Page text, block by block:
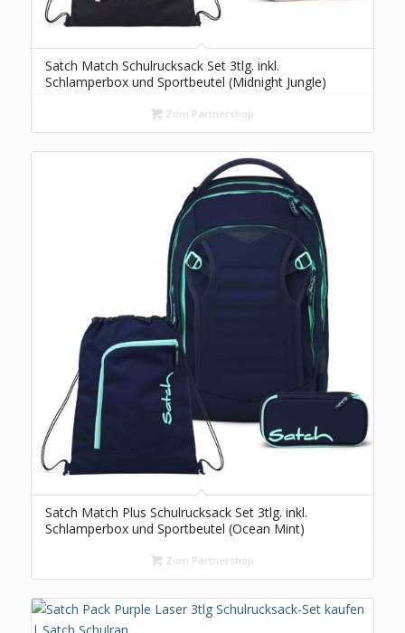
Satch Match Schulrucksack Set 3tlg. inkl.
Schlamperbox und Sportbeutel (Midnight Jungle)
Zum Partnershop
Satch Match Plus Schulrucksack Set 3tlg. inkl.
Schlamperbox und Sportbeutel (Ocean Mint)
Zum Partnershop